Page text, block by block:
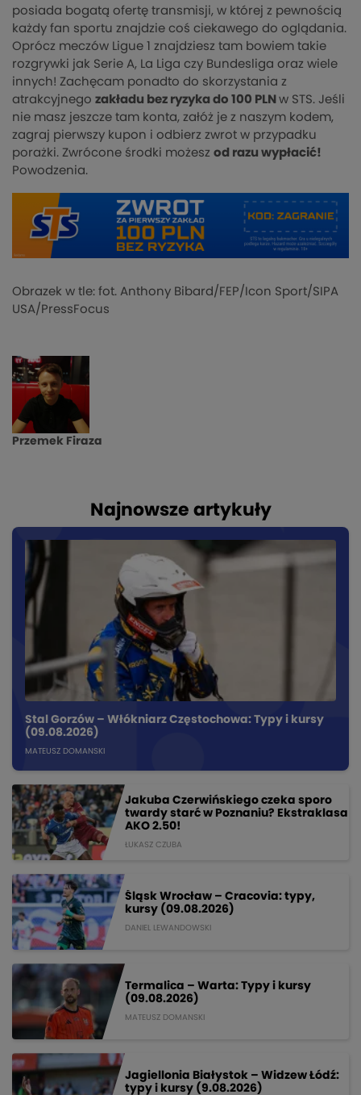
posiada bogatą ofertę transmisji, w której z pewnością
każdy fan sportu znajdzie coś ciekawego do oglądania.
Oprócz meczów Ligue 1 znajdziesz tam bowiem takie
rozgrywki jak Serie A, La Liga czy Bundesliga oraz wiele
innych! Zachęcam ponadto do skorzystania z
atrakcyjnego zakładu bez ryzyka do 100 PLN w STS. Jeśli
nie masz jeszcze tam konta, załóż je z naszym kodem,
zagraj pierwszy kupon i odbierz zwrot w przypadku
porażki. Zwrócone środki możesz od razu wypłacić!
Powodzenia.
Obrazek w tle: fot. Anthony Bibard/FEP/Icon Sport/SIPA
USA/PressFocus
Przemek Firaza
Najnowsze artykuły
Stal Gorzów – Włókniarz Częstochowa: Typy i kursy
(09.08.2026)
MATEUSZ DOMANSKI
Jakuba Czerwińskiego czeka sporo
twardy starć w Poznaniu? Ekstraklasa
AKO 2.50!
ŁUKASZ CZUBA
Śląsk Wrocław – Cracovia: typy,
kursy (09.08.2026)
DANIEL LEWANDOWSKI
Termalica – Warta: Typy i kursy
(09.08.2026)
MATEUSZ DOMANSKI
Jagiellonia Białystok – Widzew Łódź:
typy i kursy (9.08.2026)